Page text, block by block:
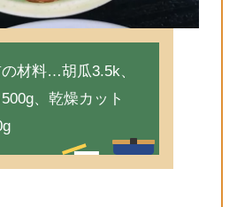
材料…胡瓜3.5k、
、乾燥カット